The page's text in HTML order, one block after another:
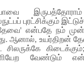
இருபத்தோராம்
புரட்சிக்கும்
தேவை' என்பதே நம்
ஆனால், உயர்திறன்
சிலருக்கே
வேண்டும்